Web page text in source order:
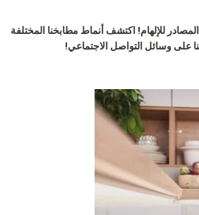
للإلهام! اكتشف أنماط مطابخنا المختلفة
على وسائل التواصل الاجتماعي!